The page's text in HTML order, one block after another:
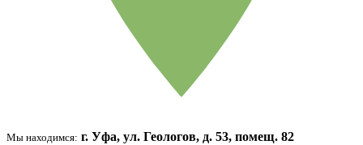
Мы находимся: г. Уфа, ул. Геологов, д. 53, помещ. 82